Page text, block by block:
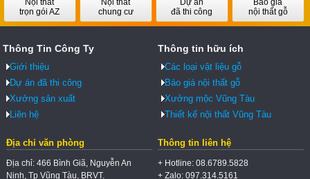
Nội thất
trọn gói AZ
Nội thất
chung cư
Dự án
đã thi công
Báo giá
nội thất gỗ
Thông Tin Công Ty
Giới thiệu
Dự án đã thi công
Xưởng sản xuất
Liên hệ
Thông tin hữu ích
Các loại vật liệu gỗ
Báo giá nội thất gỗ
Xưởng mộc Vũng Tàu
Thiết kế nội thất Vũng Tàu
Địa chỉ văn phòng
Địa chỉ: 466 Bình Giã, Nguyễn An
Ninh, Tp Vũng Tàu, BRVT.
Thông tin liên hệ
+ Hotline: 08.6789.5828
+ Zalo: 097.314.5161